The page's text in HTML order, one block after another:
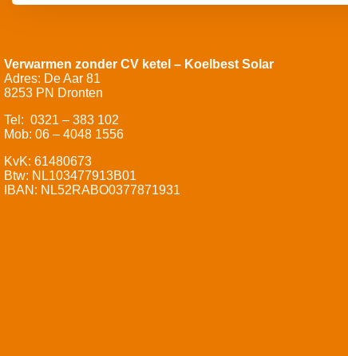
Verwarmen zonder CV ketel – Koelbest Solar
Adres: De Aar 81
8253 PN Dronten
Tel: 0321 – 383 102
Mob: 06 – 4048 1556
KvK: 61480673
Btw: NL103477913B01
IBAN: NL52RABO0377871931